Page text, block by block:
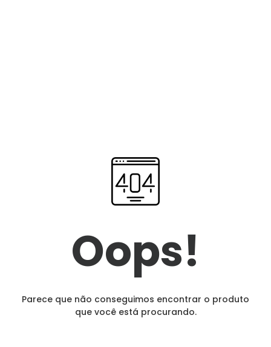
Oops!
Parece que não conseguimos encontrar o produto
que você está procurando.